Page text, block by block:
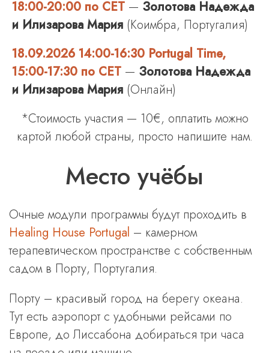
18:00-20:00 по CET — Золотова Надежда
и Илизарова Мария (Коимбра, Португалия)
18.09.2026 14:00-16:30 Portugal Time,
15:00-17:30 по CET — Золотова Надежда
и Илизарова Мария (Онлайн)
*Стоимость участия — 10€, оплатить можно
картой любой страны, просто напишите нам.
Место учёбы
Очные модули программы будут проходить в
Healing House Portugal – камерном
терапевтическом пространстве с собственным
садом в Порту, Португалия.
Порту – красивый город на берегу океана.
Тут есть аэропорт с удобными рейсами по
Европе, до Лиссабона добираться три часа